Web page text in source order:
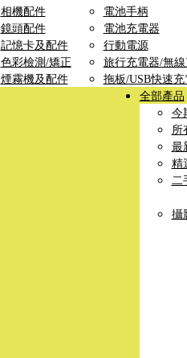
相機配件
鏡頭配件
記憶卡及配件
色彩檢測/矯正
煙霧機及配件
電池手柄
電池充電器
行動電源
旅行充電器/無
拖板/USB快速充
全部產品
今
所
最
精
二
攝